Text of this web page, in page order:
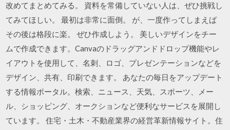
改めてまとめてみる。 資料を常備していない人は、ぜひ挑戦し
てみてほしい。 最初は非常に面倒。 が、一度作ってしまえば
その後は格段に楽。 ぜひ作成しよう。 美しいデザインをチー
ムで作成できます。Canvaのドラッグアンドドロップ機能やレ
イアウトを使用して、名刺、ロゴ、プレゼンテーションなどを
デザイン、共有、印刷できます。 あなたの毎日をアップデート
する情報ポータル。検索、ニュース、天気、スポーツ、メー
ル、ショッピング、オークションなど便利なサービスを展開し
ています。 住宅・土木・不動産業界の経営革新情報サイト。住